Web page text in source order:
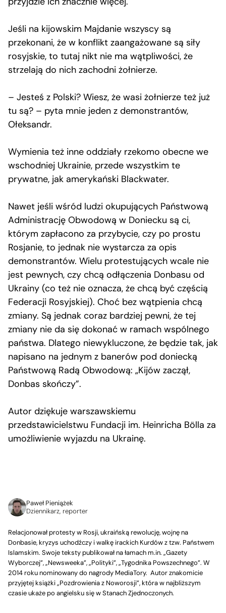
Jeśli na kijowskim Majdanie wszyscy są
przekonani, że w konflikt zaangażowane są siły
rosyjskie, to tutaj nikt nie ma wątpliwości, że
strzelają do nich zachodni żołnierze.
– Jesteś z Polski? Wiesz, że wasi żołnierze też już
tu są? – pyta mnie jeden z demonstrantów,
Ołeksandr.
Wymienia też inne oddziały rzekomo obecne we
wschodniej Ukrainie, przede wszystkim te
prywatne, jak amerykański Blackwater.
Nawet jeśli wśród ludzi okupujących Państwową
Administrację Obwodową w Doniecku są ci,
którym zapłacono za przybycie, czy po prostu
Rosjanie, to jednak nie wystarcza za opis
demonstrantów. Wielu protestujących wcale nie
jest pewnych, czy chcą odłączenia Donbasu od
Ukrainy (co też nie oznacza, że chcą być częścią
Federacji Rosyjskiej). Choć bez wątpienia chcą
zmiany. Są jednak coraz bardziej pewni, że tej
zmiany nie da się dokonać w ramach wspólnego
państwa. Dlatego niewykluczone, że będzie tak, jak
napisano na jednym z banerów pod doniecką
Państwową Radą Obwodową: „Kijów zaczął,
Donbas skończy”.
Autor dziękuje warszawskiemu
przedstawicielstwu Fundacji im. Heinricha Bölla za
umożliwienie wyjazdu na Ukrainę.
Paweł Pieniążek
Dziennikarz, reporter
Relacjonował protesty w Rosji, ukraińską rewolucję, wojnę na
Donbasie, kryzys uchodźczy i walkę irackich Kurdów z tzw. Państwem
Islamskim. Swoje teksty publikował na łamach m.in. „Gazety
Wyborczej”, „Newsweeka”, „Polityki”, „Tygodnika Powszechnego”. W
2014 roku nominowany do nagrody MediaTory. Autor znakomicie
przyjętej książki „Pozdrowienia z Noworosji”, która w najbliższym
czasie ukaże po angielsku się w Stanach Zjednoczonych.